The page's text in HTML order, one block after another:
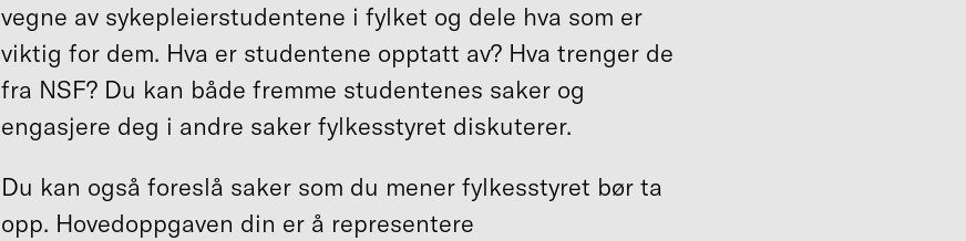
vegne av sykepleierstudentene i fylket og dele hva som er
viktig for dem. Hva er studentene opptatt av? Hva trenger de
fra NSF? Du kan både fremme studentenes saker og
engasjere deg i andre saker fylkesstyret diskuterer.
Du kan også foreslå saker som du mener fylkesstyret bør ta
opp. Hovedoppgaven din er å representere